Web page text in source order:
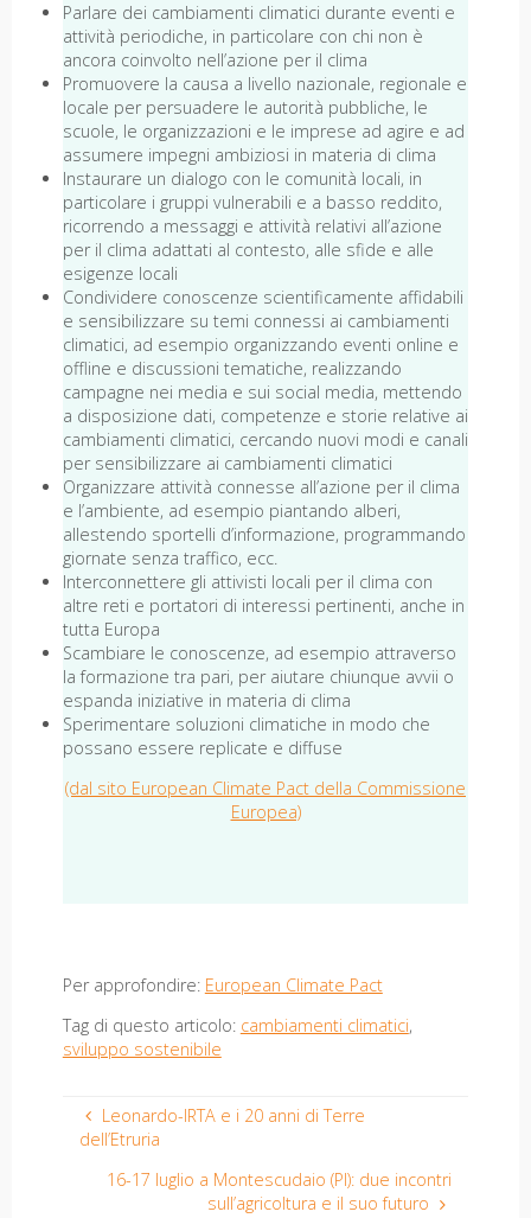
Parlare dei cambiamenti climatici durante eventi e
attività periodiche, in particolare con chi non è
ancora coinvolto nell’azione per il clima
Promuovere la causa a livello nazionale, regionale e
locale per persuadere le autorità pubbliche, le
scuole, le organizzazioni e le imprese ad agire e ad
assumere impegni ambiziosi in materia di clima
Instaurare un dialogo con le comunità locali, in
particolare i gruppi vulnerabili e a basso reddito,
ricorrendo a messaggi e attività relativi all’azione
per il clima adattati al contesto, alle sfide e alle
esigenze locali
Condividere conoscenze scientificamente affidabili
e sensibilizzare su temi connessi ai cambiamenti
climatici, ad esempio organizzando eventi online e
offline e discussioni tematiche, realizzando
campagne nei media e sui social media, mettendo
a disposizione dati, competenze e storie relative ai
cambiamenti climatici, cercando nuovi modi e canali
per sensibilizzare ai cambiamenti climatici
Organizzare attività connesse all’azione per il clima
e l’ambiente, ad esempio piantando alberi,
allestendo sportelli d’informazione, programmando
giornate senza traffico, ecc.
Interconnettere gli attivisti locali per il clima con
altre reti e portatori di interessi pertinenti, anche in
tutta Europa
Scambiare le conoscenze, ad esempio attraverso
la formazione tra pari, per aiutare chiunque avvii o
espanda iniziative in materia di clima
Sperimentare soluzioni climatiche in modo che
possano essere replicate e diffuse
(dal sito European Climate Pact della Commissione
Europea)
Per approfondire: European Climate Pact
Tag di questo articolo: cambiamenti climatici,
sviluppo sostenibile
Leonardo-IRTA e i 20 anni di Terre
dell’Etruria
16-17 luglio a Montescudaio (PI): due incontri
sull’agricoltura e il suo futuro